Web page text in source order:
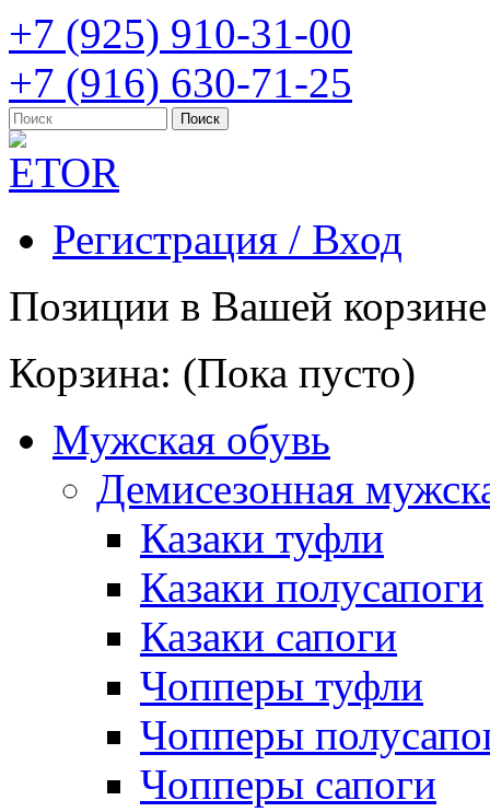
+7 (925) 910-31-00
+7 (916) 630-71-25
Регистрация / Вход
Позиции в Вашей
Корзина: (Пока пусто)
Мужская обувь
Демисезонная
Казаки туфли
Казаки полусапоги
Казаки сапоги
Чопперы туфли
Чопперы
Чопперы сапоги